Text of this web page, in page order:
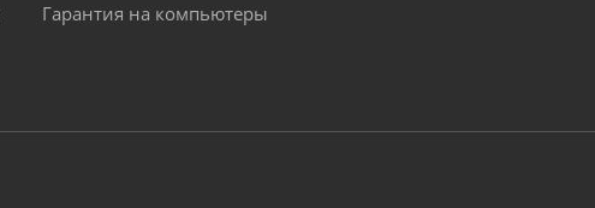
Гарантия на компьютеры